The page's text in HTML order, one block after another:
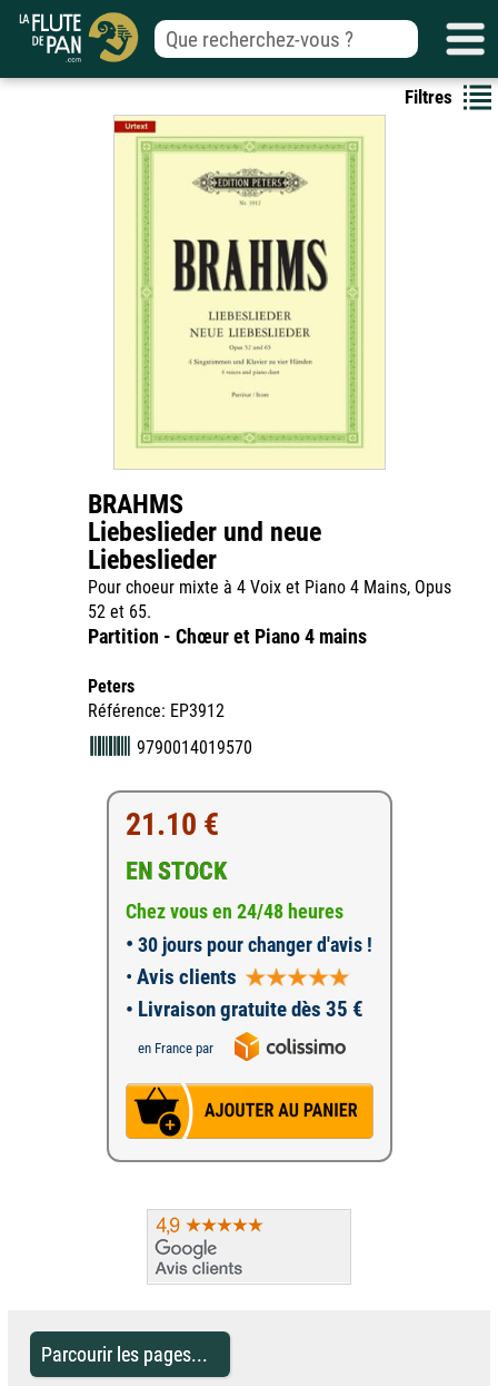
Filtres
BRAHMS
Liebeslieder und neue
Liebeslieder
Pour choeur mixte à 4 Voix et Piano 4 Mains, Opus
52 et 65.
Partition - Chœur et Piano 4 mains
Peters
Référence: EP3912
9790014019570
21.10 €
EN STOCK
Chez vous en 24/48 heures
• 30 jours pour changer d'avis !
• Avis clients
• Livraison gratuite dès 35 €
en France par
Parcourir les pages...